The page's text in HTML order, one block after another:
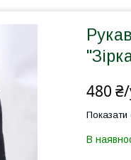
480
Показати
В